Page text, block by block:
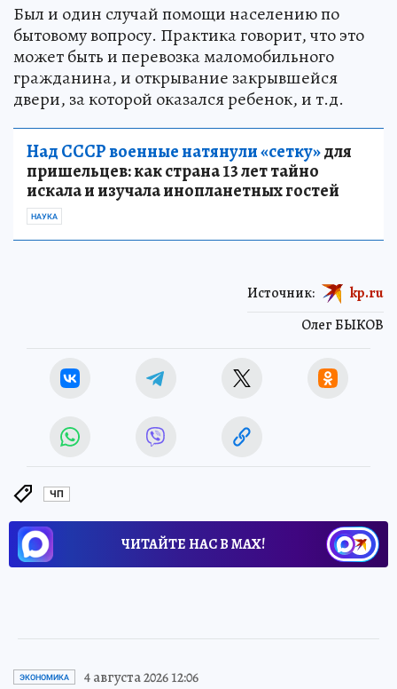
Был и один случай помощи населению по
бытовому вопросу. Практика говорит, что это
может быть и перевозка маломобильного
гражданина, и открывание закрывшейся
двери, за которой оказался ребенок, и т.д.
Над СССР военные натянули «сетку»для
пришельцев: как страна 13 лет тайно
искала и изучала инопланетных гостей
НАУКА
Олег БЫКОВ
Источник: kp.ru
ЧП
ЧИТАЙТЕ НАС В МАХ!
ЭКОНОМИКА 4 августа 2026 12:06